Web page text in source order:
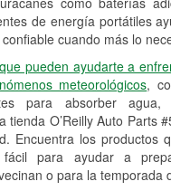
de energía portátiles
cuando más lo
pueden ayudarte a
meteorológicos,
para absorber agua,
tienda O’Reilly Auto Parts
Encuentra los productos
para ayudar a
o para la temporada